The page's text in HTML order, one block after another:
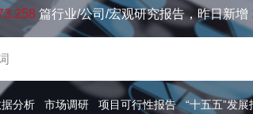
篇行业/公司/宏观研究报告，昨日新增
分析 市场调研 项目可行性报告 “十五五”发展